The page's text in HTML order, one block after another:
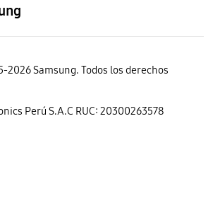
2026 Samsung. Todos los derechos
Perú S.A.C RUC: 20300263578